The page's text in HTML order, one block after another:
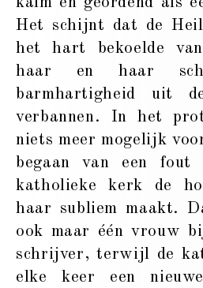
Het schijnt dat de
het hart bekoelde
haar en haar
barmhartigheid uit
verbannen. In het
niets meer mogelijk
begaan van een
katholieke kerk de
haar subliem maakt.
ook maar één vrouw
schrijver, terwijl de
elke keer een